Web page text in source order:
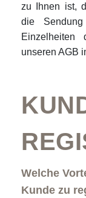
zu Ihnen ist,
die
unseren AGB
Welche
Kunde zu